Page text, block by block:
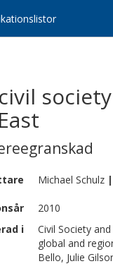
Michael Schulz |
2010
i
Civil Society
global and
Bello, Julie